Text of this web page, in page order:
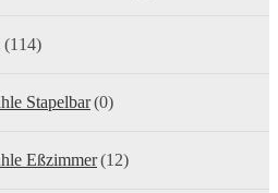
(114)
Stapelbar(0)
Eßzimmer(12)